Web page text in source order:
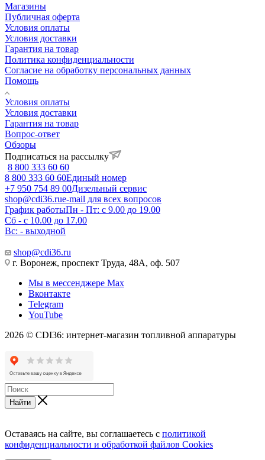
Магазины
Публичная оферта
Условия оплаты
Условия доставки
Гарантия на товар
Политика конфиденциальности
Согласие на обработку персональных данных
Помощь
Условия оплаты
Условия доставки
Гарантия на товар
Вопрос-ответ
Обзоры
Подписаться на рассылку
8 800 333 60 60
8 800 333 60 60Единый номер
+7 950 754 89 00Дизельный сервис
shop@cdi36.rue-mail для всех вопросов
График работыПн - Пт: с 9.00 до 19.00
Сб - с 10.00 до 17.00
Вс: - выходной
shop@cdi36.ru
г. Воронеж, проспект Труда, 48А, оф. 507
Мы в мессенджере Max
Вконтакте
Telegram
YouTube
2026 © CDI36: интернет-магазин топливной аппаратуры
Найти
Оставаясь на сайте, вы соглашаетесь с политикой
конфиденциальности и обработкой файлов Cookies